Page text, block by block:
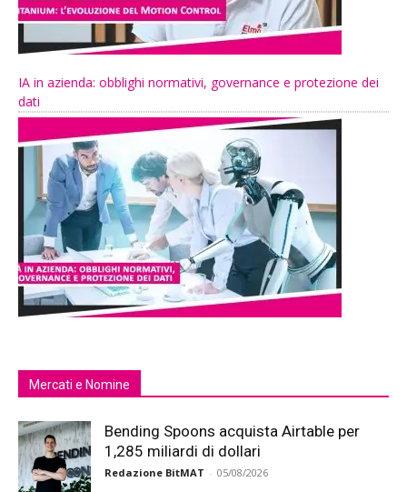
IA in azienda: obblighi normativi, governance e protezione dei
dati
Mercati e Nomine
Bending Spoons acquista Airtable per
1,285 miliardi di dollari
Redazione BitMAT - 05/08/2026